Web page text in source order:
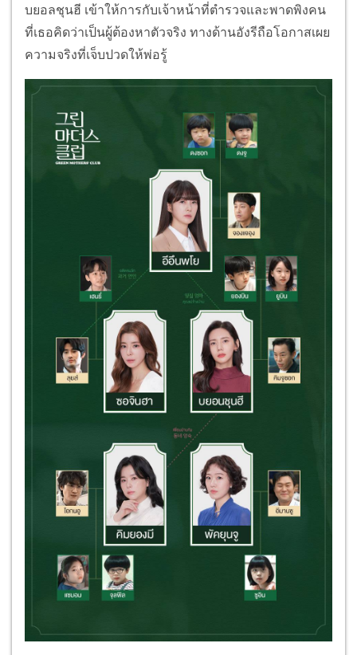
บยอลชุนฮี เข้าให้การกับเจ้าหน้าที่ตำรวจและพาดพิงคน
ที่เธอคิดว่าเป็นผู้ต้องหาตัวจริง ทางด้านอังรีถือโอกาสเผย
ความจริงที่เจ็บปวดให้พ่อรู้